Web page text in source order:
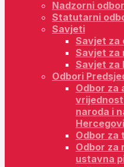
Nadzorni odbor
Statutarni
Savjeti
Savjet za
Savjet za
Savjet za
Odbori
Odbor za
naroda i
Odbor za
Odbor za
ustavna